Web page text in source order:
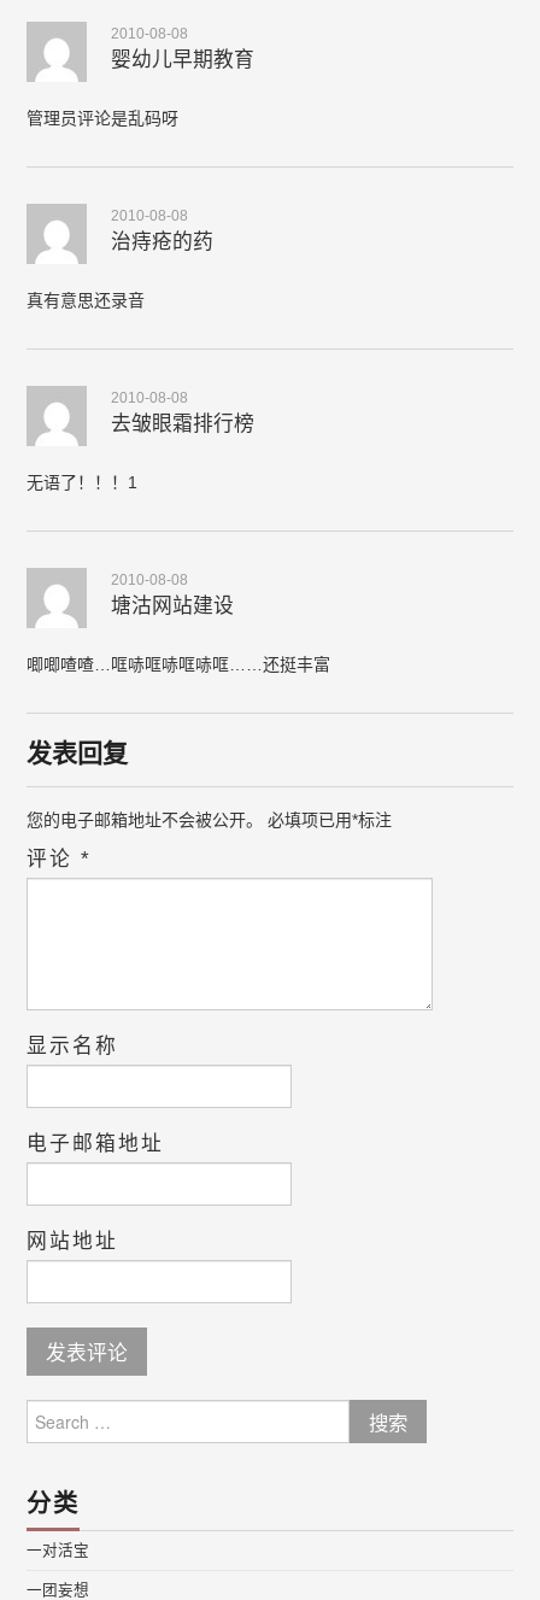
2010-08-08
婴幼儿早期教育
管理员评论是乱码呀
2010-08-08
治痔疮的药
真有意思还录音
2010-08-08
去皱眼霜排行榜
无语了！！！1
2010-08-08
塘沽网站建设
唧唧喳喳…哐哧哐哧哐哧哐……还挺丰富
发表回复
您的电子邮箱地址不会被公开。 必填项已用*标注
评论*
显示名称
电子邮箱地址
网站地址
for:
分类
一对活宝
一团妄想